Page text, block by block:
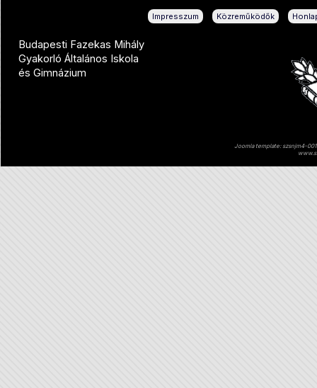
Impresszum Közreműködők
Budapesti Fazekas Mihály
Gyakorló Általános Iskola
és Gimnázium
Joomla template: szsnjm4-